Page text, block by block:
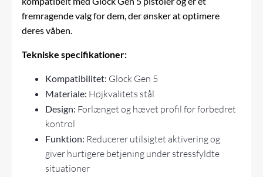
fremragende valg for dem, der ønsker at optimere
deresvåben.
Tekniske specifikationer:
Kompatibilitet: Glock Gen 5
Materiale: Højkvalitets stål
Design: Forlænget og hævet profil for forbedret
kontrol
Funktion: Reducerer utilsigtet aktivering og
giver hurtigere betjening under stressfyldte
situationer